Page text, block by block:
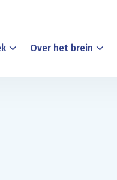
Over het brein